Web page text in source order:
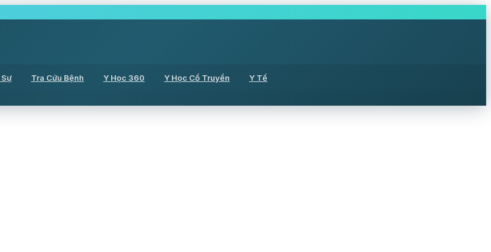
Tra Cứu Bệnh Y Học 360 Y Học Cổ Truyền Y Tế